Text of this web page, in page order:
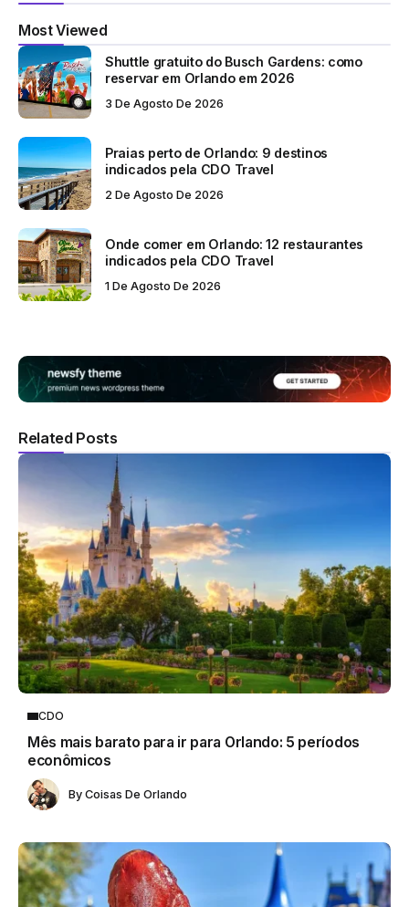
Most Viewed
Shuttle gratuito do Busch Gardens: como
reservar em Orlando em 2026
3 De Agosto De 2026
Praias perto de Orlando: 9 destinos
indicados pela CDO Travel
2 De Agosto De 2026
Onde comer em Orlando: 12 restaurantes
indicados pela CDO Travel
1 De Agosto De 2026
Related Posts
CDO
Mês mais barato para ir para Orlando: 5 períodos
econômicos
By Coisas De Orlando